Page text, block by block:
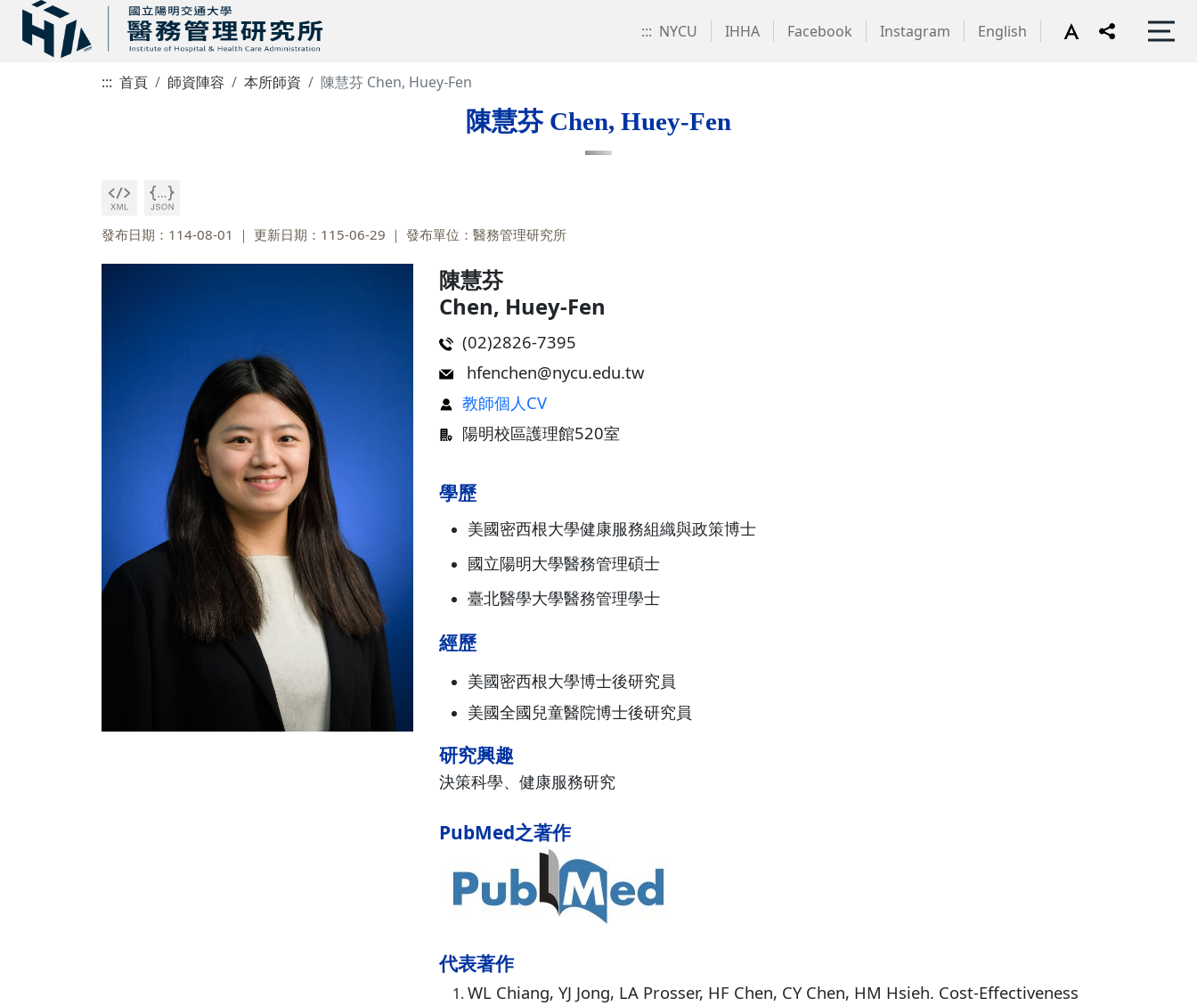
::: NYCU IHHA Facebook Instagram English
::: 首頁 師資陣容 本所師資 陳慧芬 Chen, Huey-Fen
陳慧芬 Chen, Huey-Fen
發布日期：114-08-01 更新日期：115-06-29 發布單位：醫務管理研究所
陳慧芬
Chen, Huey-Fen
(02)2826-7395
hfenchen@nycu.edu.tw
教師個人CV
陽明校區護理館520室
學歷
美國密西根大學健康服務組織與政策博士
國立陽明大學醫務管理碩士
臺北醫學大學醫務管理學士
經歷
美國密西根大學博士後研究員
美國全國兒童醫院博士後研究員
研究興趣
決策科學、健康服務研究
PubMed之著作
代表著作
WL Chiang, YJ Jong, LA Prosser, HF Chen, CY Chen, HM Hsieh. Cost-Effectiveness